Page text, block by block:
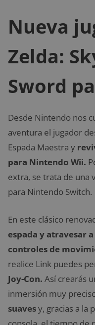
Nueva
Zelda:
Sword
Desde Nintendo nos
aventura el jugador
Espada Maestra y
para Nintendo Wii.
extra, se trata de una
para Nintendo Switch.
En este clásico
espada y atravesar
controles de
realice Link puedes
Joy-Con. Así crearás
inmersión muy
suavesy, gracias a la